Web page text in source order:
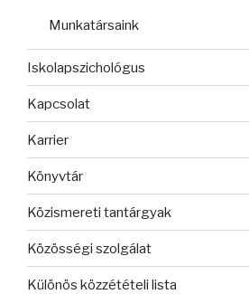
Munkatársaink
Iskolapszichológus
Kapcsolat
Karrier
Könyvtár
Közismereti tantárgyak
Közösségi szolgálat
Különös közzétételi lista